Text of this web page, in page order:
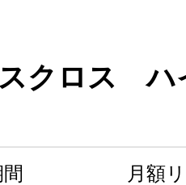
スクロス ハ
月額